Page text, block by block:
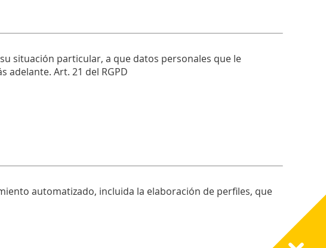
situación particular, a que datos personales que le
Art. 21 del RGPD
automatizado, incluida la elaboración de perfiles, que